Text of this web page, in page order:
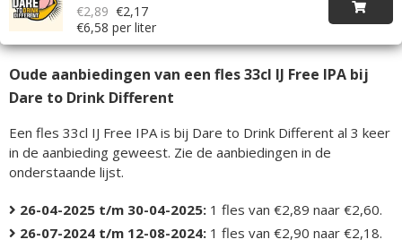
€2,89 €2,17
€6,58 per liter
Oude aanbiedingen van een fles 33cl IJ Free IPA bij
Dare to Drink Different
Een fles 33cl IJ Free IPA is bij Dare to Drink Different al 3 keer
in de aanbieding geweest. Zie de aanbiedingen in de
onderstaande lijst.
26-04-2025 t/m 30-04-2025: 1 fles van €2,89 naar €2,60.
26-07-2024 t/m 12-08-2024: 1 fles van €2,90 naar €2,18.